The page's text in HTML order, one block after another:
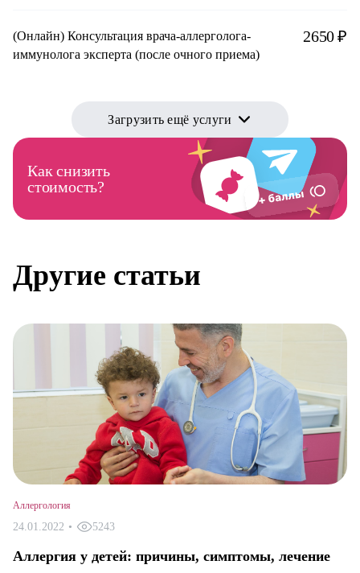
(Онлайн) Консультация врача-аллерголога-
иммунолога эксперта (после очного приема)
2650 ₽
Загрузить ещё услуги
Как снизить
стоимость?
Другие статьи
Аллергология
24.01.2022 • 5243
Аллергия у детей: причины, симптомы, лечение